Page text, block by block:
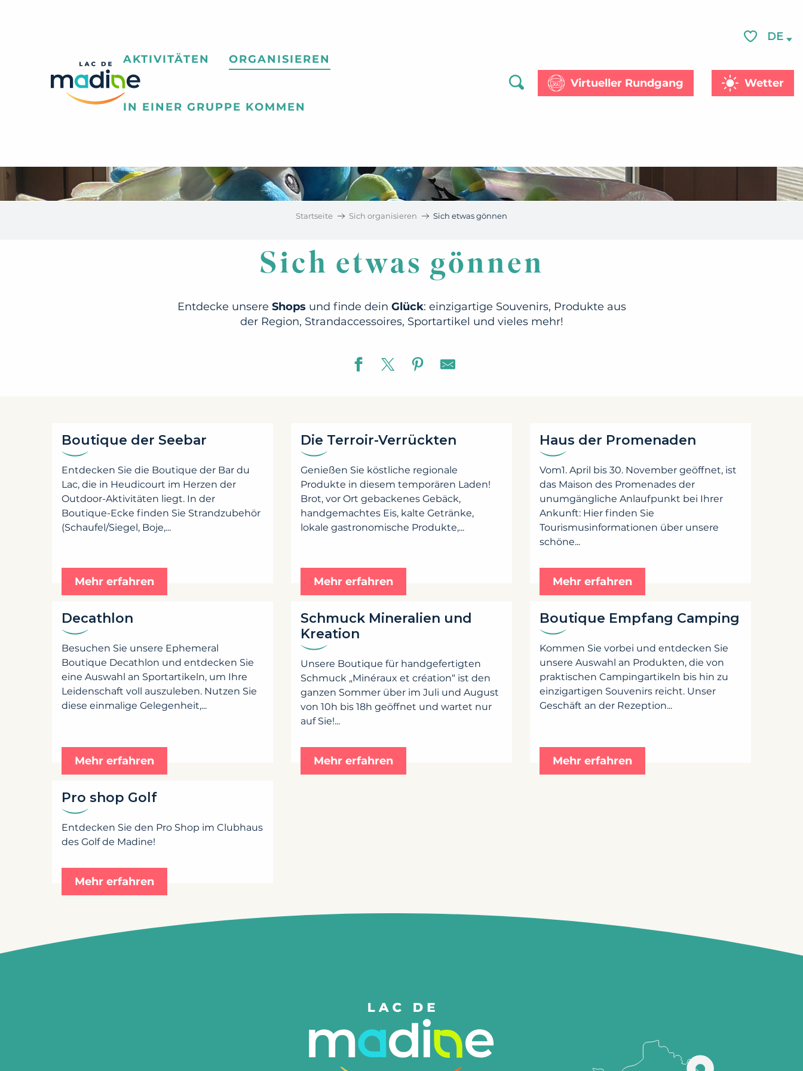
DE
AKTIVITÄTEN
ORGANISIEREN
IN EINER GRUPPE KOMMEN
Suche
Virtueller Rundgang Wetter
Startseite Sich organisieren Sich etwas gönnen
Sich etwas gönnen
Entdecke unsere Shops und finde dein Glück: einzigartige Souvenirs, Produkte aus
der Region, Strandaccessoires, Sportartikel und vieles mehr!
Boutique der Seebar
Entdecken Sie die Boutique der Bar du
Lac, die in Heudicourt im Herzen der
Outdoor-Aktivitäten liegt. In der
Boutique-Ecke finden Sie Strandzubehör
(Schaufel/Siegel, Boje,...
Mehr erfahren
Die Terroir-Verrückten
Genießen Sie köstliche regionale
Produkte in diesem temporären Laden!
Brot, vor Ort gebackenes Gebäck,
handgemachtes Eis, kalte Getränke,
lokale gastronomische Produkte,...
Mehr erfahren
Haus der Promenaden
Vom1. April bis 30. November geöffnet, ist
das Maison des Promenades der
unumgängliche Anlaufpunkt bei Ihrer
Ankunft: Hier finden Sie
Tourismusinformationen über unsere
schöne...
Mehr erfahren
Decathlon
Besuchen Sie unsere Ephemeral
Boutique Decathlon und entdecken Sie
eine Auswahl an Sportartikeln, um Ihre
Leidenschaft voll auszuleben. Nutzen Sie
diese einmalige Gelegenheit,...
Mehr erfahren
Schmuck Mineralien und
Kreation
Unsere Boutique für handgefertigten
Schmuck „Minéraux et création“ ist den
ganzen Sommer über im Juli und August
von 10h bis 18h geöffnet und wartet nur
auf Sie!...
Mehr erfahren
Boutique Empfang Camping
Kommen Sie vorbei und entdecken Sie
unsere Auswahl an Produkten, die von
praktischen Campingartikeln bis hin zu
einzigartigen Souvenirs reicht. Unser
Geschäft an der Rezeption...
Mehr erfahren
Pro shop Golf
Entdecken Sie den Pro Shop im Clubhaus
des Golf de Madine!
Mehr erfahren